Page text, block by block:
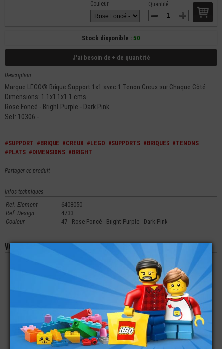
Quantité
Couleur
Stock disponible : 50
J'ai besoin de + de quantité
Description
Marque LEGO® Brique Support 1x1 avec 1 Tenon Creux sur Chaque Côté
Dimensions: 1.1x1.1x1.1 cms
Rose Foncé - Bright Purple - Dark Pink
Set: 10306 -
#SUPPORT #BRIQUE #CREUX #LEGO #SUPPORTS #BRIQUES #TENONS
#PLATS #DIMENSIONS #BRIGHT
Partager ce produit
Infos techniques
Ref. Element
6408050
Ref. Design
4733
Couleur
47 - Rose Foncé - Bright Purple - Dark Pink
Vous aimerez aussi les produits suivants
LEGO® PLATE LISSE
CREUX
0,12€
LEGO® PLATE 1X1
ANGLE 90° -
SUPPORT HAUT 1X2
0,19€
LEGO® BRIQUE
SUPPORT 1X1 - 2
TENONS CREUX
0,16€